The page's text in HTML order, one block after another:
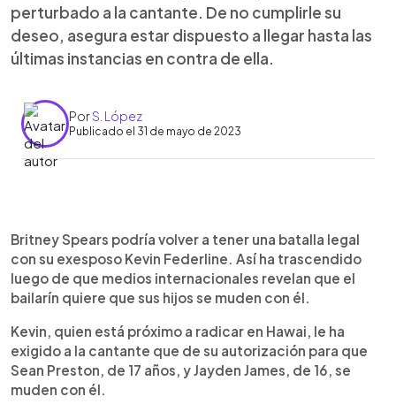
perturbado a la cantante. De no cumplirle su
deseo, asegura estar dispuesto a llegar hasta las
últimas instancias en contra de ella.
PorS. López
Publicado el 31 de mayo de 2023
► Escuchar artículo
Britney Spears podría volver a tener una batalla legal
con su exesposo Kevin Federline. Así ha trascendido
luego de que medios internacionales revelan que el
bailarín quiere que sus hijos se muden con él.
Kevin, quien está próximo a radicar en Hawai, le ha
exigido a la cantante que de su autorización para que
Sean Preston, de 17 años, y Jayden James, de 16, se
muden con él.